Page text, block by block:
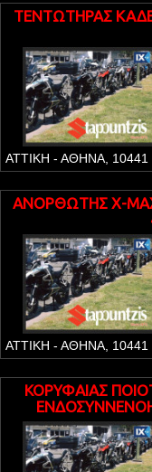
ΤΕΝΤΩΤΗΡΑΣ
ΑΤΤΙΚΗ - ΑΘΗΝΑ, 10441
ΑΝΟΡΘΩΤΗΣ X-
ΑΤΤΙΚΗ - ΑΘΗΝΑ, 10441
ΚΟΡΥΦΑΙΑΣ